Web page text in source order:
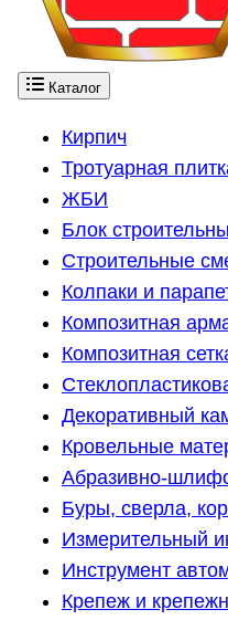
Каталог
Кирпич
Тротуарная
ЖБИ
Блок
Строительные
Колпаки и
Композитная
Композитная
Декоративный
Кровельные
Абразивно-
Буры, сверла,
Измерительный
Инструмент
Крепеж и